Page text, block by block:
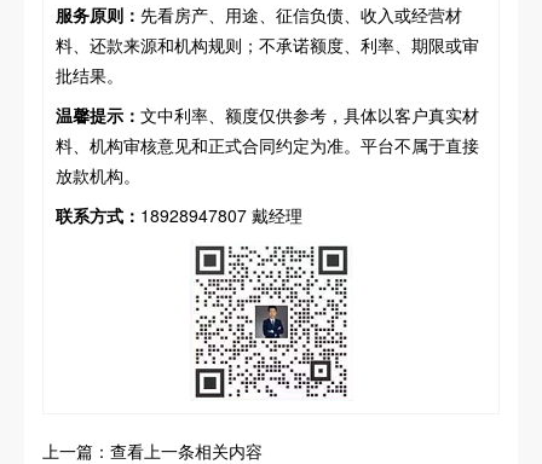
服务原则： 先看房产、用途、征信负债、收入或经营材
料、还款来源和机构规则；不承诺额度、利率、期限或审
批结果。
温馨提示： 文中利率、额度仅供参考，具体以客户真实材
料、机构审核意见和正式合同约定为准。平台不属于直接
放款机构。
联系方式： 18928947807 戴经理
上一篇：查看上一条相关内容